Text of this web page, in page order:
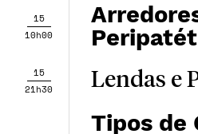
15
10h00
15
21h30
Lendas e
Tipos de